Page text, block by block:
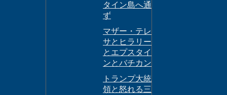
タイン島へ通
ず
マザー・テレ
サとヒラリー
とエプスタイ
ンとバチカン
トランプ大統
領と怒れる三